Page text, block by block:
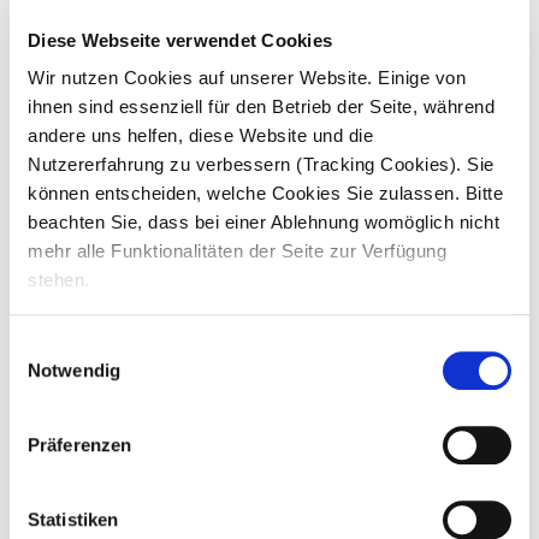
Diese Webseite verwendet Cookies
Wir nutzen Cookies auf unserer Website. Einige von
ihnen sind essenziell für den Betrieb der Seite, während
andere uns helfen, diese Website und die
Nutzererfahrung zu verbessern (Tracking Cookies). Sie
können entscheiden, welche Cookies Sie zulassen. Bitte
beachten Sie, dass bei einer Ablehnung womöglich nicht
mehr alle Funktionalitäten der Seite zur Verfügung
stehen.
Notwendig
Präferenzen
Statistiken
BewohnerInnen.
Du hast dieMitverantwortung für eine
ordnungsgemäße
Betreuungsdokumentation
Vorbereitung und Durchführung von
Veranstaltungen und Festen
Die Gestaltung der Aktivierungsgruppe
obliegt dir
Das bist du. Deine Qualifikation.
Einedreijährige Ausbildung im Gesundheitswesen, z.B.
als